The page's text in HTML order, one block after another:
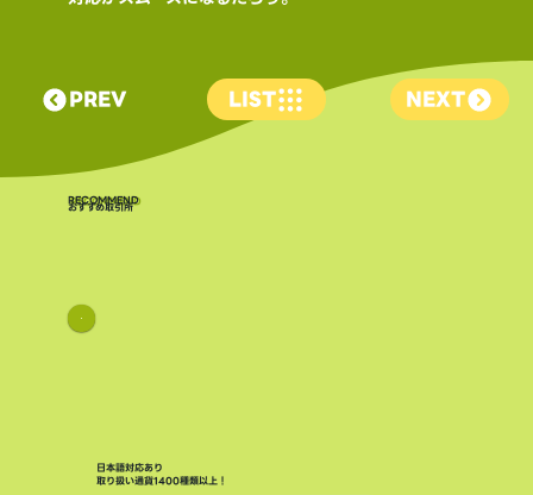
PREV LIST NEXT
​RECOMMEND
おすすめ取引所
日本語対応あり
取り扱い通貨1400種類以上！